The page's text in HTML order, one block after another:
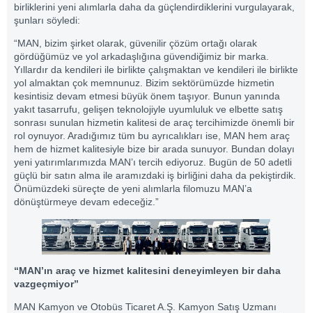
birliklerini yeni alımlarla daha da güçlendirdiklerini vurgulayarak,
şunları söyledi:
“MAN, bizim şirket olarak, güvenilir çözüm ortağı olarak
gördüğümüz ve yol arkadaşlığına güvendiğimiz bir marka.
Yıllardır da kendileri ile birlikte çalışmaktan ve kendileri ile birlikte
yol almaktan çok memnunuz. Bizim sektörümüzde hizmetin
kesintisiz devam etmesi büyük önem taşıyor. Bunun yanında
yakıt tasarrufu, gelişen teknolojiyle uyumluluk ve elbette satış
sonrası sunulan hizmetin kalitesi de araç tercihimizde önemli bir
rol oynuyor. Aradığımız tüm bu ayrıcalıkları ise, MAN hem araç
hem de hizmet kalitesiyle bize bir arada sunuyor. Bundan dolayı
yeni yatırımlarımızda MAN’ı tercih ediyoruz. Bugün de 50 adetli
güçlü bir satın alma ile aramızdaki iş birliğini daha da pekiştirdik.
Önümüzdeki süreçte de yeni alımlarla filomuzu MAN’a
dönüştürmeye devam edeceğiz.”
“MAN’ın araç ve hizmet kalitesini deneyimleyen bir daha
vazgeçmiyor”
MAN Kamyon ve Otobüs Ticaret A.Ş. Kamyon Satış Uzmanı